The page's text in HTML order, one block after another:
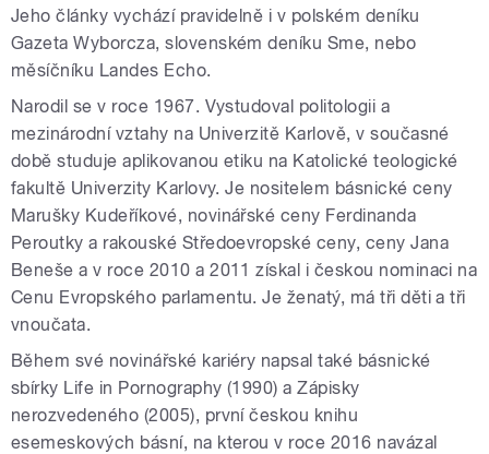
Jeho články vychází pravidelně i v polském deníku
Gazeta Wyborcza, slovenském deníku Sme, nebo
měsíčníku Landes Echo.
Narodil se v roce 1967. Vystudoval politologii a
mezinárodní vztahy na Univerzitě Karlově, v současné
době studuje aplikovanou etiku na Katolické teologické
fakultě Univerzity Karlovy. Je nositelem básnické ceny
Marušky Kudeříkové, novinářské ceny Ferdinanda
Peroutky a rakouské Středoevropské ceny, ceny Jana
Beneše a v roce 2010 a 2011 získal i českou nominaci na
Cenu Evropského parlamentu. Je ženatý, má tři děti a tři
vnoučata.
Během své novinářské kariéry napsal také básnické
sbírky Life in Pornography (1990) a Zápisky
nerozvedeného (2005), první českou knihu
esemeskových básní, na kterou v roce 2016 navázal